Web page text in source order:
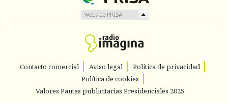
Contacto comercial Aviso legal
Política de privacidad
Política de cookies
Valores Pautas publicitarias Presidenciales 2025